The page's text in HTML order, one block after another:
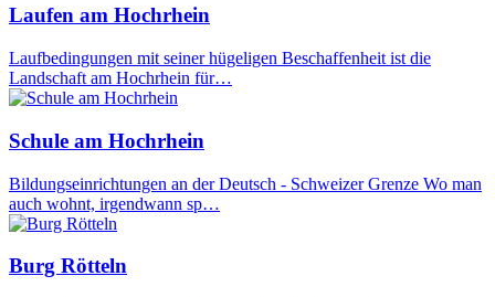
Laufen am Hochrhein
Laufbedingungen mit seiner hügeligen Beschaffenheit ist die
Landschaft am Hochrhein für…
Schule am Hochrhein
Bildungseinrichtungen an der Deutsch - Schweizer Grenze Wo man
auch wohnt, irgendwann sp…
Burg Rötteln